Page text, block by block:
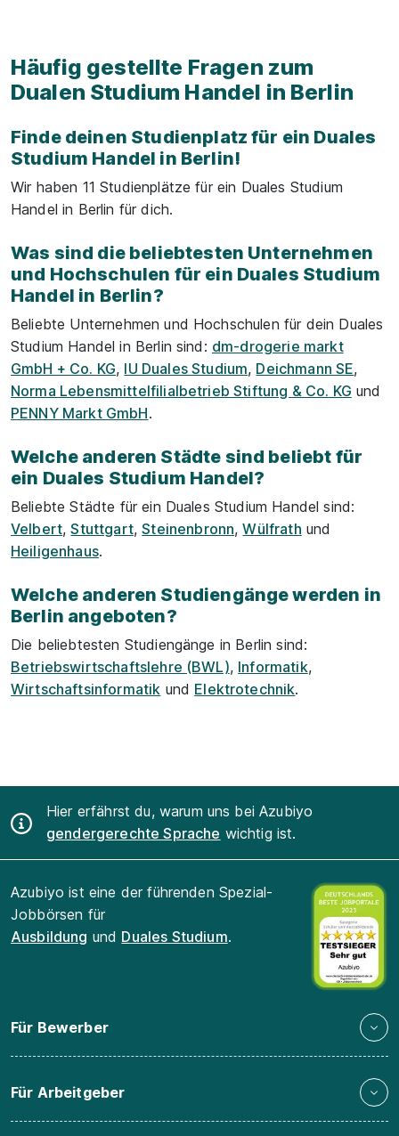
Häufig gestellte Fragen zum
Dualen Studium Handel in Berlin
Finde deinen Studienplatz für ein Duales
Studium Handel in Berlin!
Wir haben 11 Studienplätze für ein Duales Studium
Handel in Berlin für dich.
Was sind die beliebtesten Unternehmen
und Hochschulen für ein Duales Studium
Handel in Berlin?
Beliebte Unternehmen und Hochschulen für dein Duales
Studium Handel in Berlin sind: dm-drogerie markt
GmbH + Co. KG, IU Duales Studium, Deichmann SE,
Norma Lebensmittelfilialbetrieb Stiftung & Co. KG und
PENNY Markt GmbH.
Welche anderen Städte sind beliebt für
ein Duales Studium Handel?
Beliebte Städte für ein Duales Studium Handel sind:
Velbert,Stuttgart,Steinenbronn,Wülfrath und
Heiligenhaus.
Welche anderen Studiengänge werden in
Berlin angeboten?
Die beliebtesten Studiengänge in Berlin sind:
Betriebswirtschaftslehre (BWL), Informatik,
Wirtschaftsinformatik und Elektrotechnik.
Hier erfährst du, warum uns bei Azubiyo
gendergerechte Sprache wichtig ist.
Azubiyo ist eine der führenden Spezial-
Jobbörsen für
Ausbildung und Duales Studium.
Für Bewerber
Für Arbeitgeber